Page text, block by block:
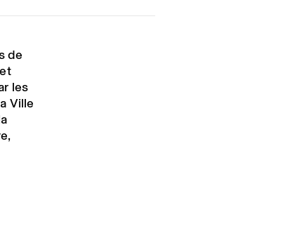
de
les
Ville